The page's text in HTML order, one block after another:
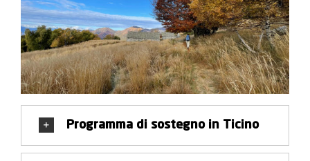
Programma di sostegno in Ticino